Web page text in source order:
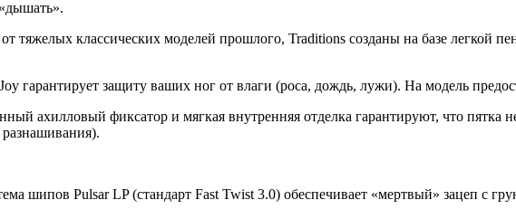
тяжелых классических моделей прошлого, Traditions созданы на базе легкой
гарантирует защиту ваших ног от влаги (роса, дождь, лужи). На модель
ахилловый фиксатор и мягкая внутренняя отделка гарантируют, что пятка
разнашивания).
шипов Pulsar LP (стандарт Fast Twist 3.0) обеспечивает «мертвый» зацеп с